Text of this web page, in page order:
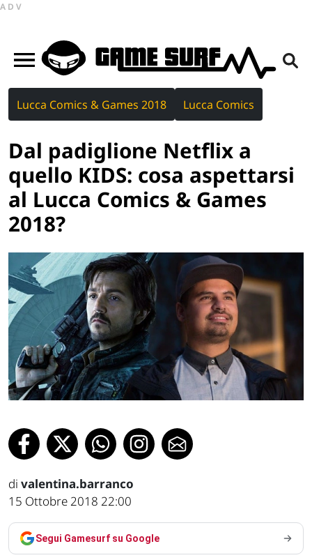
ADV
Lucca Comics & Games 2018 Lucca Comics
Dal padiglione Netflix a
quello KIDS: cosa aspettarsi
al Lucca Comics & Games
2018?
di valentina.barranco
15 Ottobre 2018 22:00
Segui Gamesurf su Google